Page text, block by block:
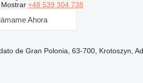
Mostrar +48 539 304 738
Ahora
de Gran Polonia, 63-700, Krotoszyn,